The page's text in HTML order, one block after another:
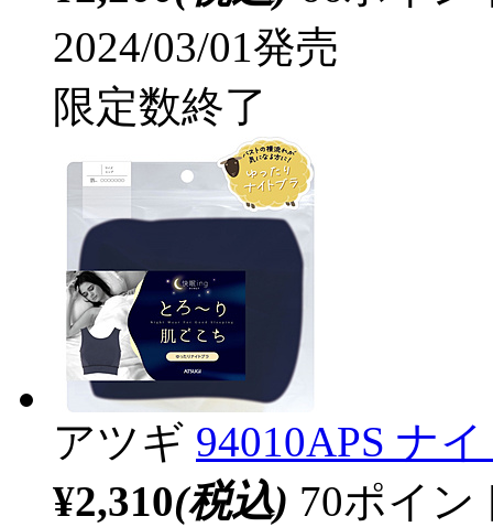
2024/03/01発売
限定数終了
アツギ 94010APS ナ
¥2,310(税込) 70ポイ